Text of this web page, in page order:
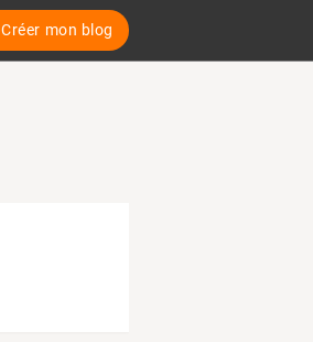
Créer mon blog